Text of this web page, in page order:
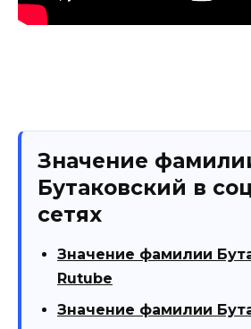
Значение
Бутаковский в
сетях
Значение фамилии
Rutube
Значение фамилии